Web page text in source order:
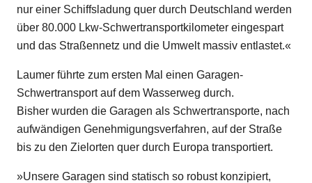
nur einer Schiffsladung quer durch Deutschland werden
über 80.000 Lkw-Schwertransportkilometer eingespart
und das Straßennetz und die Umwelt massiv entlastet.«
Laumer führte zum ersten Mal einen Garagen-
Schwertransport auf dem Wasserweg durch.
Bisher wurden die Garagen als Schwertransporte, nach
aufwändigen Genehmigungsverfahren, auf der Straße
bis zu den Zielorten quer durch Europa transportiert.
»Unsere Garagen sind statisch so robust konzipiert,